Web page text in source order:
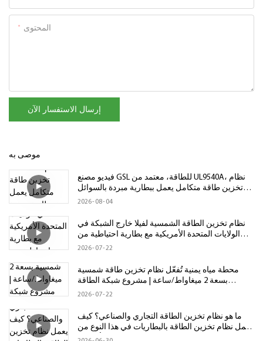
المحتوى
إرسال الاستفسار الآن
موصى به
فيديو مصنع GSL للطاقة، معتمد من UL9540A، نظام
تخزين طاقة متكامل يعمل ببطارية مبردة بالسوائل
2026 08 04
نظام تخزين الطاقة الشمسية لفيلا خارج الشبكة في
الولايات المتحدة الأمريكية مع بطارية احتياطية من
2026 07 22
محطة مياه يمنية تُفعّل نظام تخزين طاقة شمسية
بسعة 2 ميغاواط/ساعة | مشروع شبكة الطاقة
2026 07 22
ما هو نظام تخزين الطاقة التجاري والصناعي؟ كيف
يعمل نظام تخزين الطاقة بالبطاريات في هذا النوع من
الأنظمة؟